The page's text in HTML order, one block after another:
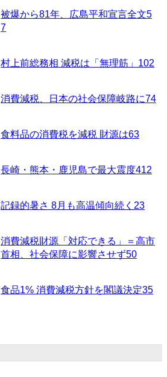
被爆から81年、広島平和宣言全文5
7
村上前総務相 減税は「無理筋」 102
消費減税、日本の社会保障岐路に74
食料品の消費税を減税 財源は63
長崎・熊本・鹿児島で最大震度412
記録的暑さ 8月も高温傾向続く 23
消費減税財源「対応できる」＝高市
首相、社会保障に影響させず50
食品1% 消費減税方針を閣議決定35